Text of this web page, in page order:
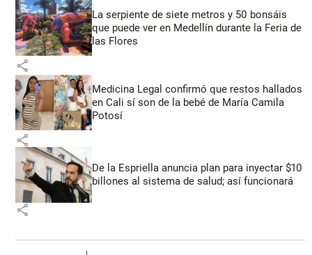
La serpiente de siete metros y 50 bonsáis
que puede ver en Medellín durante la Feria de
las Flores
share
Medicina Legal confirmó que restos hallados
en Cali sí son de la bebé de María Camila
Potosí
share
De la Espriella anuncia plan para inyectar $10
billones al sistema de salud; así funcionará
share